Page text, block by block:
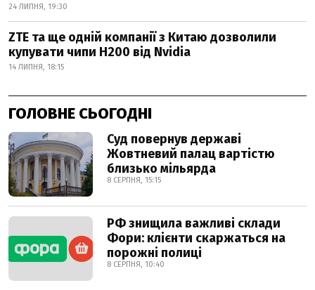
24 ЛИПНЯ, 19:30
ZTE та ще одній компанії з Китаю дозволили
купувати чипи H200 від Nvidia
14 ЛИПНЯ, 18:15
ГОЛОВНЕ СЬОГОДНІ
Суд повернув державі
Жовтневий палац вартістю
близько мільярда
8 СЕРПНЯ, 15:15
РФ знищила важливі склади
Фори: клієнти скаржаться на
порожні полиці
8 СЕРПНЯ, 10:40